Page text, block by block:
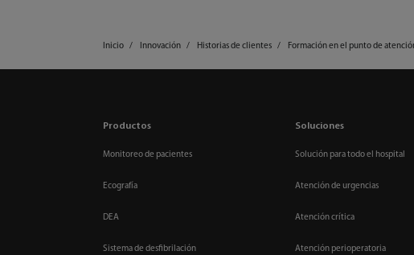
Inicio Innovación Historias de clientes Formación en el punto de
Productos
Monitoreo de pacientes
Ecografía
DEA
Sistema de desfibrilación
Soluciones
Solución para todo el hospital
Atención de urgencias
Atención crítica
Atención perioperatoria